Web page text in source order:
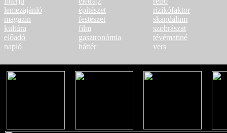
lemezajánló
magazin
kultúra
előadó
napló
építészet
festészet
film
gasztronómia
háttér
rizikófaktor
skandalum
szobrászat
tévématiné
vers